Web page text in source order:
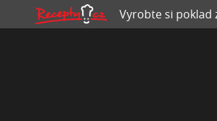
Vyrobte si poklad